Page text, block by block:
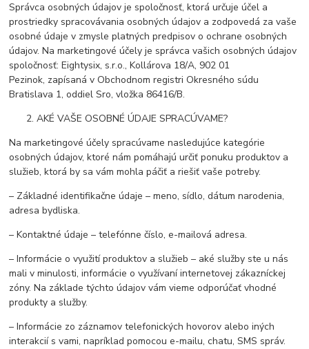
Správca osobných údajov je spoločnosť, ktorá určuje účel a
prostriedky spracovávania osobných údajov a zodpovedá za vaše
osobné údaje v zmysle platných predpisov o ochrane osobných
údajov. Na marketingové účely je správca vašich osobných údajov
spoločnosť: Eightysix, s.r.o., Kollárova 18/A, 902 01
Pezinok, zapísaná v Obchodnom registri Okresného súdu
Bratislava 1, oddiel Sro, vložka 86416/B.
AKÉ VAŠE OSOBNÉ ÚDAJE SPRACÚVAME?
Na marketingové účely spracúvame nasledujúce kategórie
osobných údajov, ktoré nám pomáhajú určiť ponuku produktov a
služieb, ktorá by sa vám mohla páčiť a riešiť vaše potreby.
– Základné identifikačne údaje – meno, sídlo, dátum narodenia,
adresa bydliska.
– Kontaktné údaje – telefónne číslo, e-mailová adresa.
– Informácie o využití produktov a služieb – aké služby ste u nás
mali v minulosti, informácie o využívaní internetovej zákazníckej
zóny. Na základe týchto údajov vám vieme odporúčať vhodné
produkty a služby.
– Informácie zo záznamov telefonických hovorov alebo iných
interakcií s vami, napríklad pomocou e-mailu, chatu, SMS správ.